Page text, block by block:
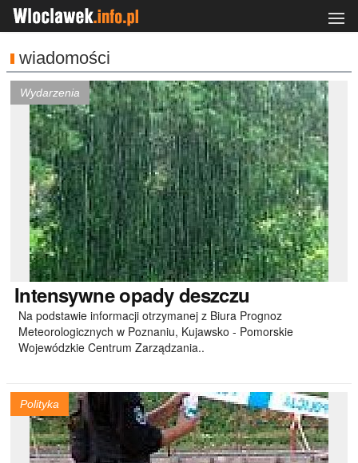
wiadomości
Wydarzenia
Intensywneopady deszczu
Na podstawie informacji otrzymanej z Biura Prognoz
Meteorologicznych w Poznaniu, Kujawsko - Pomorskie
Wojewódzkie Centrum Zarządzania..
Polityka